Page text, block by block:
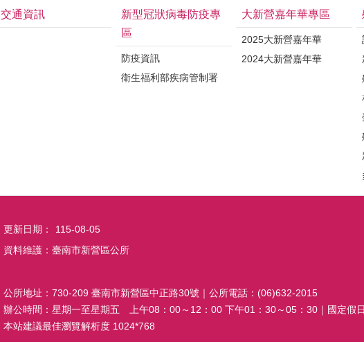
交通資訊
新型冠狀病毒防疫專
區
防疫資訊
衛生福利部疾病管制署
大新營嘉年華專區
2025大新營嘉年華
2024大新營嘉年華
更新日期：
115-08-05
資料維護：臺南市新營區公所
公所地址：730-209 臺南市新營區中正路30號｜公所電話：(06)632-2015
辦公時間：星期一至星期五 上午08：00～12：00 下午01：30～05：30｜國定假
本站建議最佳瀏覽解析度 1024*768